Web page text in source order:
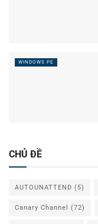
WINDOWS PE
CHỦ ĐỀ
AUTOUNATTEND (5)
Canary Channel (72)